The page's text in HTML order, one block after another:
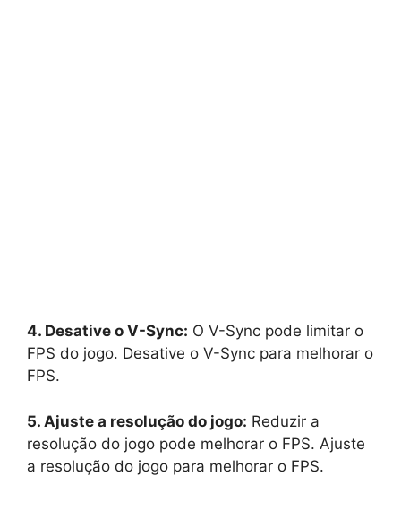
4. Desative o V-Sync: O V-Sync pode limitar o
FPS do jogo. Desative o V-Sync para melhorar o
FPS.
5. Ajuste a resolução do jogo: Reduzir a
resolução do jogo pode melhorar o FPS. Ajuste
a resolução do jogo para melhorar o FPS.